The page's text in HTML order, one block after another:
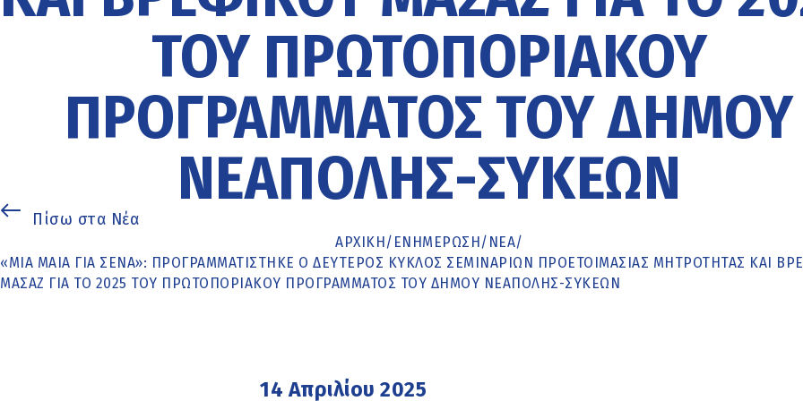
ΤΟΥ ΠΡΩΤΟΠΟΡΙΑΚΟΎ
ΠΡΟΓΡΆΜΜΑΤΟΣ ΤΟΥ ΔΉΜΟΥ
ΝΕΆΠΟΛΗΣ-ΣΥΚΕΏΝ
Πίσω στα Νέα
ΑΡΧΙΚΉ/ ΕΝΗΜΈΡΩΣΗ/ ΝΕΑ/
«ΜΙΑ ΜΑΊΑ ΓΙΑ ΣΈΝΑ»: ΠΡΟΓΡΑΜΜΑΤΊΣΤΗΚΕ Ο ΔΕΎΤΕΡΟΣ ΚΎΚΛΟΣ ΣΕΜΙΝΑΡΊΩΝ ΠΡΟΕΤΟΙΜΑΣΊΑΣ ΜΗΤΡΌΤΗΤΑΣ ΚΑΙ
ΜΑΣΆΖ ΓΙΑ ΤΟ 2025 ΤΟΥ ΠΡΩΤΟΠΟΡΙΑΚΟΎ ΠΡΟΓΡΆΜΜΑΤΟΣ ΤΟΥ ΔΉΜΟΥ ΝΕΆΠΟΛΗΣ-ΣΥΚΕΏΝ
14 Απριλίου 2025